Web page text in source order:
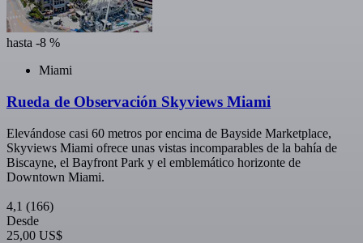
hasta -8 %
Miami
Rueda de Observación Skyviews Miami
Elevándose casi 60 metros por encima de Bayside Marketplace,
Skyviews Miami ofrece unas vistas incomparables de la bahía de
Biscayne, el Bayfront Park y el emblemático horizonte de
Downtown Miami.
4,1 (166)
Desde
25,00 US$